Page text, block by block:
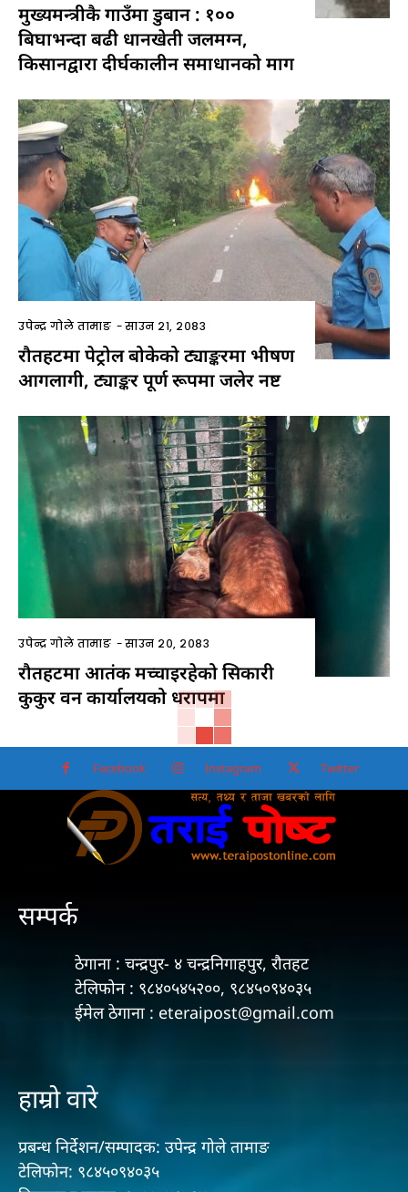
मुख्यमन्त्रीकै गाउँमा डुबान : १००
बिघाभन्दा बढी धानखेती जलमग्न,
किसानद्वारा दीर्घकालीन समाधानको माग
उपेन्द्र गोले तामाङ -साउन २१, २०८३
रौतहटमा पेट्रोल बोकेको ट्याङ्करमा भीषण
आगलागी, ट्याङ्कर पूर्ण रूपमा जलेर नष्ट
उपेन्द्र गोले तामाङ -साउन २०, २०८३
रौतहटमा आतंक मच्चाइरहेको सिकारी
कुकुर वन कार्यालयको धरापमा
Facebook Instagram Twitter
सम्पर्क
ठेगाना : चन्द्रपुर- ४ चन्द्रनिगाहपुर, रौतहट
टेलिफोन : ९८४०५४५२००, ९८४५०९४०३५
ईमेल ठेगाना : eteraipost@gmail.com
हाम्रो वारे
प्रबन्ध निर्देशन/सम्पादक: उपेन्द्र गोले तामाङ
टेलिफोन: ९८४५०९४०३५